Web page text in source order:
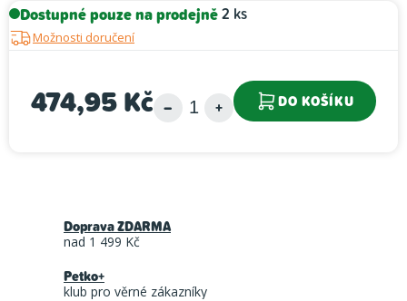
Dostupné pouze na prodejně2 ks
Možnosti doručení
474,95 Kč DO KOŠÍKU
Doprava ZDARMA
nad 1 499 Kč
Petko+
klub pro věrné zákazníky